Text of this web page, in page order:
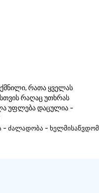
რათა ყველას
რაღაც უთხრას
უფლება დაცულია -
- ძალადობა -